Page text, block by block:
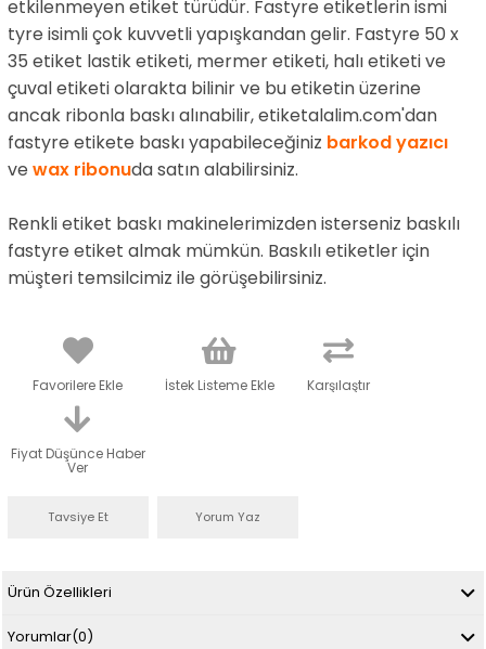
etkilenmeyen etiket türüdür. Fastyre etiketlerin ismi
tyre isimli çok kuvvetli yapışkandan gelir. Fastyre 50 x
35 etiket lastik etiketi, mermer etiketi, halı etiketi ve
çuval etiketi olarakta bilinir ve bu etiketin üzerine
ancak ribonla baskı alınabilir, etiketalalim.com'dan
fastyre etikete baskı yapabileceğiniz barkod yazıcı
ve wax ribonuda satın alabilirsiniz.
Renkli etiket baskı makinelerimizden isterseniz baskılı
fastyre etiket almak mümkün. Baskılı etiketler için
müşteri temsilcimiz ile görüşebilirsiniz.
Favorilere Ekle İstek Listeme Ekle Karşılaştır
Fiyat Düşünce Haber
Ver
Tavsiye Et Yorum Yaz
Ürün Özellikleri
Yorumlar(0)